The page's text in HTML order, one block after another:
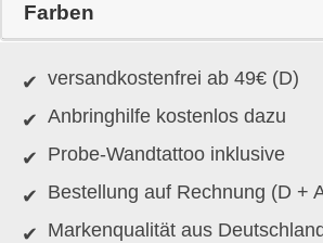
Farben
versandkostenfrei ab 49€ (D)
Anbringhilfe kostenlos dazu
Probe-Wandtattoo inklusive
Bestellung auf Rechnung (D +
Markenqualität aus Deutschland